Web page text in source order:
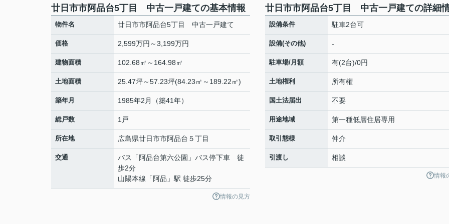
廿日市市阿品台5丁目 中古一戸建ての基本情報
物件名 廿日市市阿品台5丁目 中古一戸建て
価格 2,599万円～3,199万円
建物面積 102.68㎡～164.98㎡
土地面積 25.47坪～57.23坪(84.23㎡～189.22㎡)
築年月 1985年2月（築41年）
総戸数 1戸
所在地 広島県廿日市市阿品台 ５丁目
交通
バス「阿品台第六公園」バス停下車 徒
歩2分
山陽本線 「 阿品 」駅 徒歩25分
情報の見方
廿日市市阿品台5丁目 中古一戸建ての詳細
設備条件 駐車2台可
設備(その他) -
駐車場/月額 有(2台)/0円
土地権利 所有権
国土法届出 不要
用途地域 第一種低層住居専用
取引態様 仲介
引渡し 相談
情報